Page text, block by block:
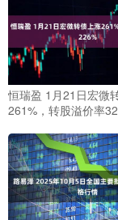
恒瑞盈 1月21日宏微
261%，转股溢价率